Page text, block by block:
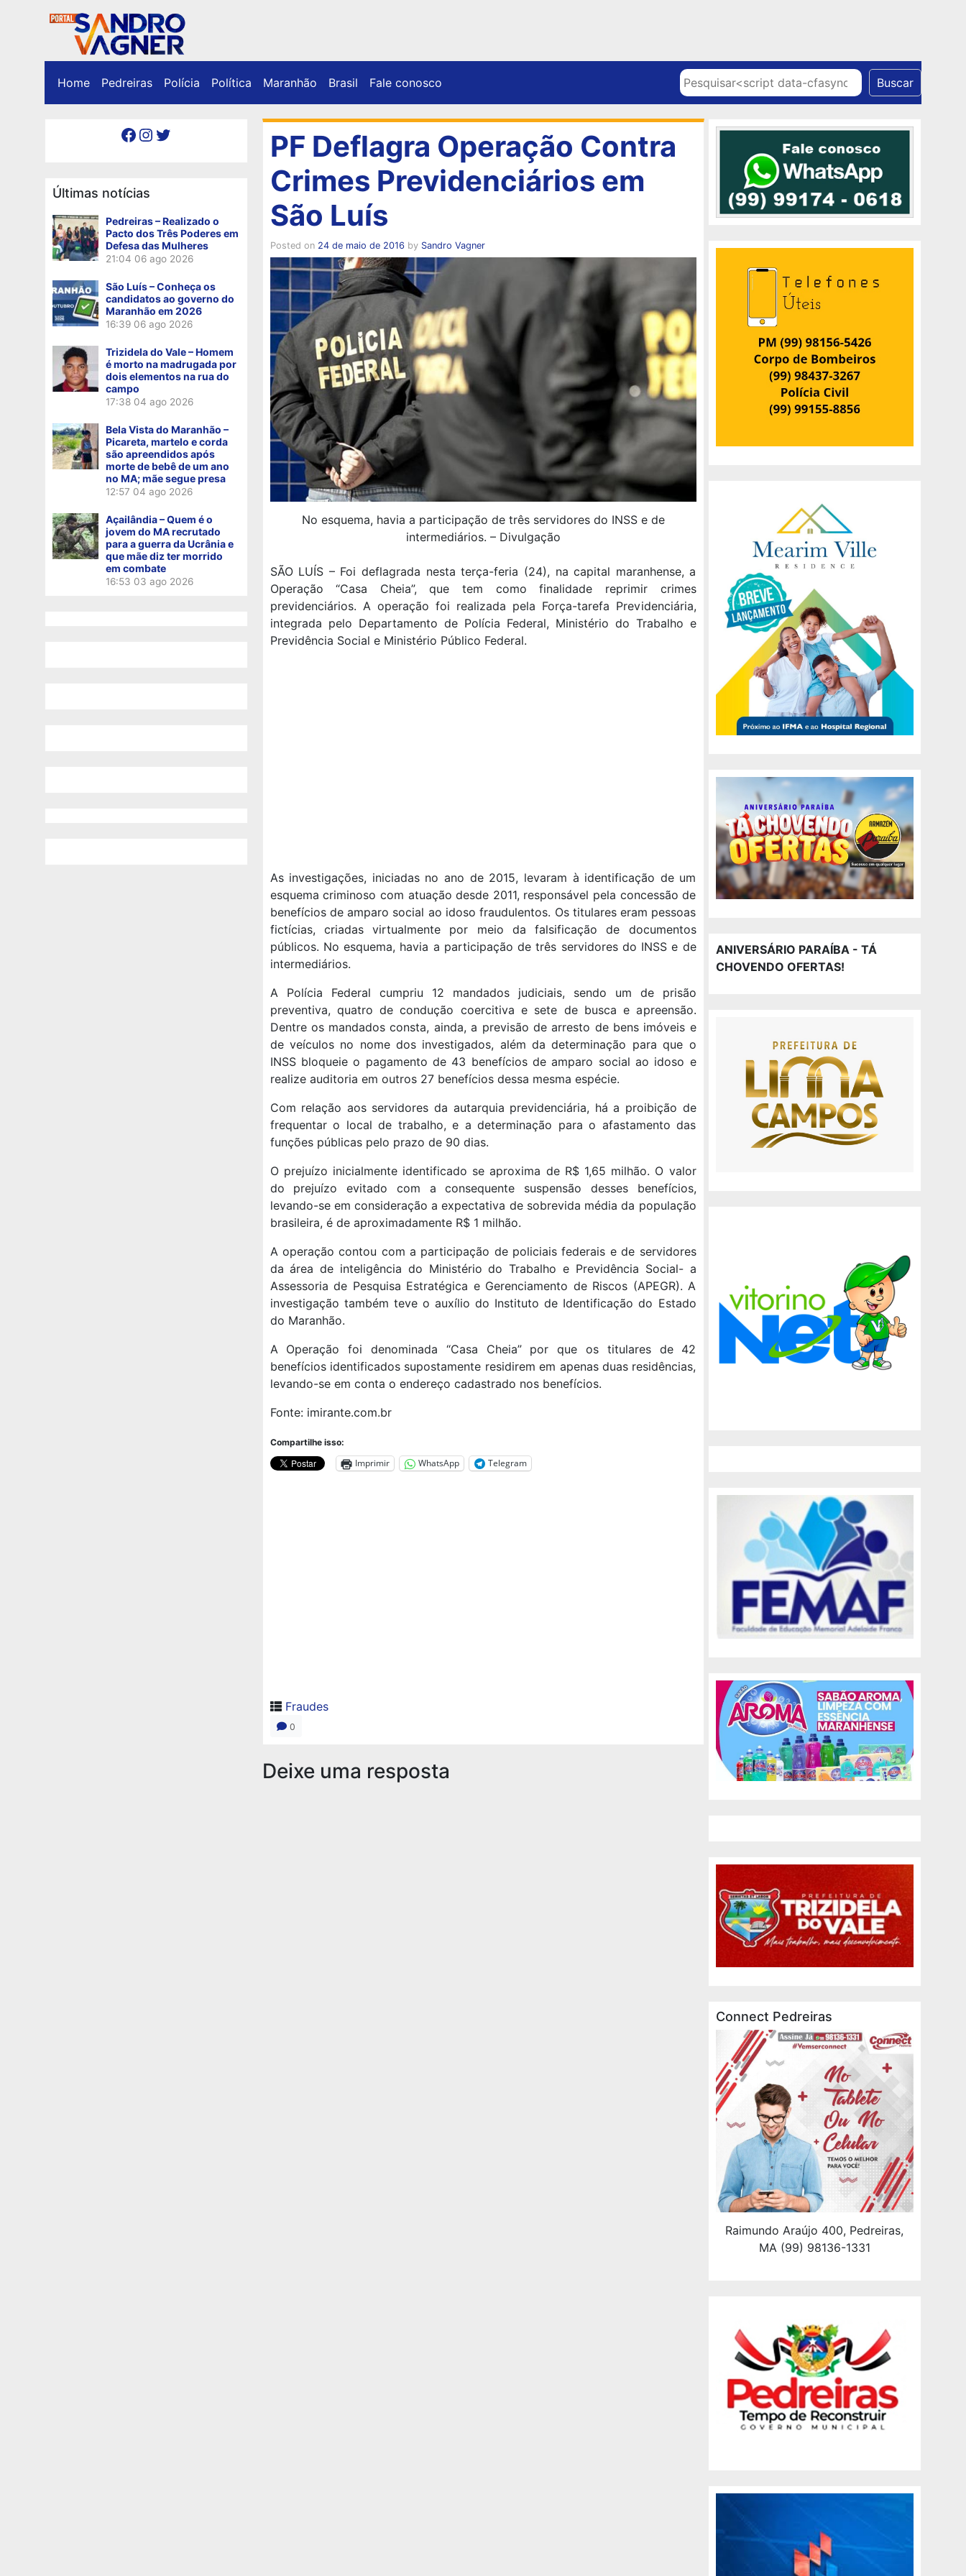
Home Pedreiras Polícia Política Maranhão Brasil Fale conosco Pesquisar Buscar
Facebook Instagram Twitter
Últimas notícias
Pedreiras – Realizado o
Pacto dos Três Poderes em
Defesa das Mulheres
21:04 06 ago 2026
São Luís – Conheça os
candidatos ao governo do
Maranhão em 2026
16:39 06 ago 2026
Trizidela do Vale – Homem
é morto na madrugada por
dois elementos na rua do
campo
17:38 04 ago 2026
Bela Vista do Maranhão –
Picareta, martelo e corda
são apreendidos após
morte de bebê de um ano
no MA; mãe segue presa
12:57 04 ago 2026
Açailândia – Quem é o
jovem do MA recrutado
para a guerra da Ucrânia e
que mãe diz ter morrido
em combate
16:53 03 ago 2026
PF Deflagra Operação Contra
Crimes Previdenciários em
São Luís
Posted on 24 de maio de 2016 by Sandro Vagner
No esquema, havia a participação de três servidores do INSS e de
intermediários. – Divulgação
SÃO LUÍS – Foi deflagrada nesta terça-feria (24), na capital maranhense, a
Operação “Casa Cheia”, que tem como finalidade reprimir crimes
previdenciários. A operação foi realizada pela Força-tarefa Previdenciária,
integrada pelo Departamento de Polícia Federal, Ministério do Trabalho e
Previdência Social e Ministério Público Federal.
As investigações, iniciadas no ano de 2015, levaram à identificação de um
esquema criminoso com atuação desde 2011, responsável pela concessão de
benefícios de amparo social ao idoso fraudulentos. Os titulares eram pessoas
fictícias, criadas virtualmente por meio da falsificação de documentos
públicos. No esquema, havia a participação de três servidores do INSS e de
intermediários.
A Polícia Federal cumpriu 12 mandados judiciais, sendo um de prisão
preventiva, quatro de condução coercitiva e sete de busca e apreensão.
Dentre os mandados consta, ainda, a previsão de arresto de bens imóveis e
de veículos no nome dos investigados, além da determinação para que o
INSS bloqueie o pagamento de 43 benefícios de amparo social ao idoso e
realize auditoria em outros 27 benefícios dessa mesma espécie.
Com relação aos servidores da autarquia previdenciária, há a proibição de
frequentar o local de trabalho, e a determinação para o afastamento das
funções públicas pelo prazo de 90 dias.
O prejuízo inicialmente identificado se aproxima de R$ 1,65 milhão. O valor
do prejuízo evitado com a consequente suspensão desses benefícios,
levando-se em consideração a expectativa de sobrevida média da população
brasileira, é de aproximadamente R$ 1 milhão.
A operação contou com a participação de policiais federais e de servidores
da área de inteligência do Ministério do Trabalho e Previdência Social- a
Assessoria de Pesquisa Estratégica e Gerenciamento de Riscos (APEGR). A
investigação também teve o auxílio do Instituto de Identificação do Estado
do Maranhão.
A Operação foi denominada “Casa Cheia” por que os titulares de 42
benefícios identificados supostamente residirem em apenas duas residências,
levando-se em conta o endereço cadastrado nos benefícios.
Fonte: imirante.com.br
Compartilhe isso:
Imprimir WhatsApp Telegram
Fraudes
0
Deixe uma resposta
ANIVERSÁRIO PARAÍBA - TÁ
CHOVENDO OFERTAS!
Connect Pedreiras
Raimundo Araújo 400, Pedreiras,
MA (99) 98136-1331